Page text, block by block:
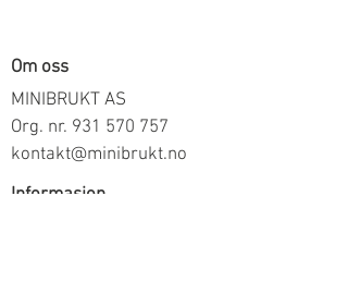
Om oss
MINIBRUKT AS
Org. nr. 931 570 757
kontakt@minibrukt.no
Informasjon